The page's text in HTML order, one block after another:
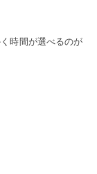
時間が選べるのが